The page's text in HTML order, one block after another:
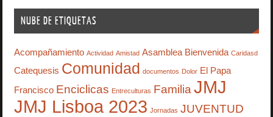
NUBE DE ETIQUETAS
Acompañamiento Actividad Amistad Asamblea Bienvenida Caridasd
Catequesis Comunidad documentos Dolor El Papa
Francisco Enciclicas Entreculturas Familia JMJ
JMJ Lisboa 2023 Jornadas JUVENTUD